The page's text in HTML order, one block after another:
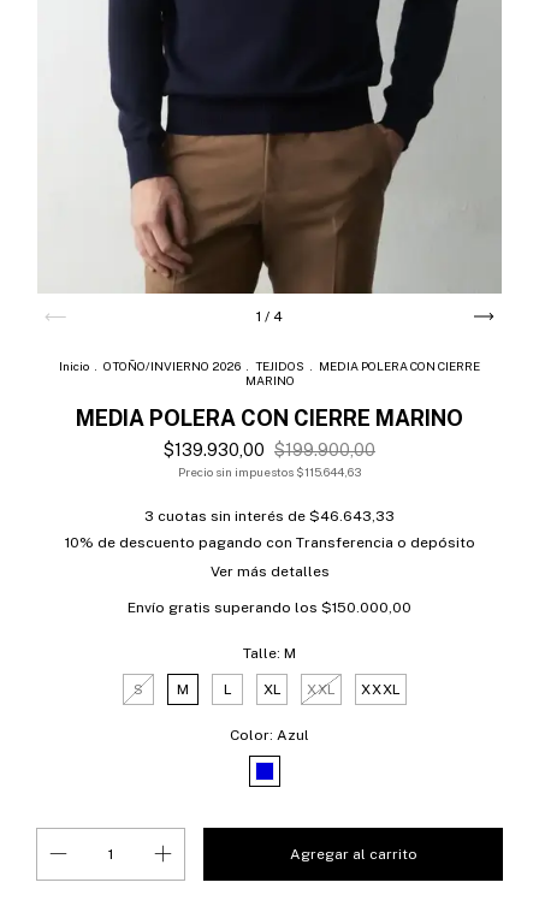
1 / 4
Inicio OTOÑO/INVIERNO 2026 TEJIDOS
MEDIA POLERA CON CIERRE
MARINO
MEDIA POLERA CON CIERRE MARINO
$139.930,00 $199.900,00
Precio sin impuestos $115.644,63
3 cuotas sin interés de $46.643,33
10% de descuento pagando con Transferencia o depósito
Ver más detalles
Envío gratis superando los $150.000,00
Talle: M
S M L XL XXL XXXL
Color: Azul